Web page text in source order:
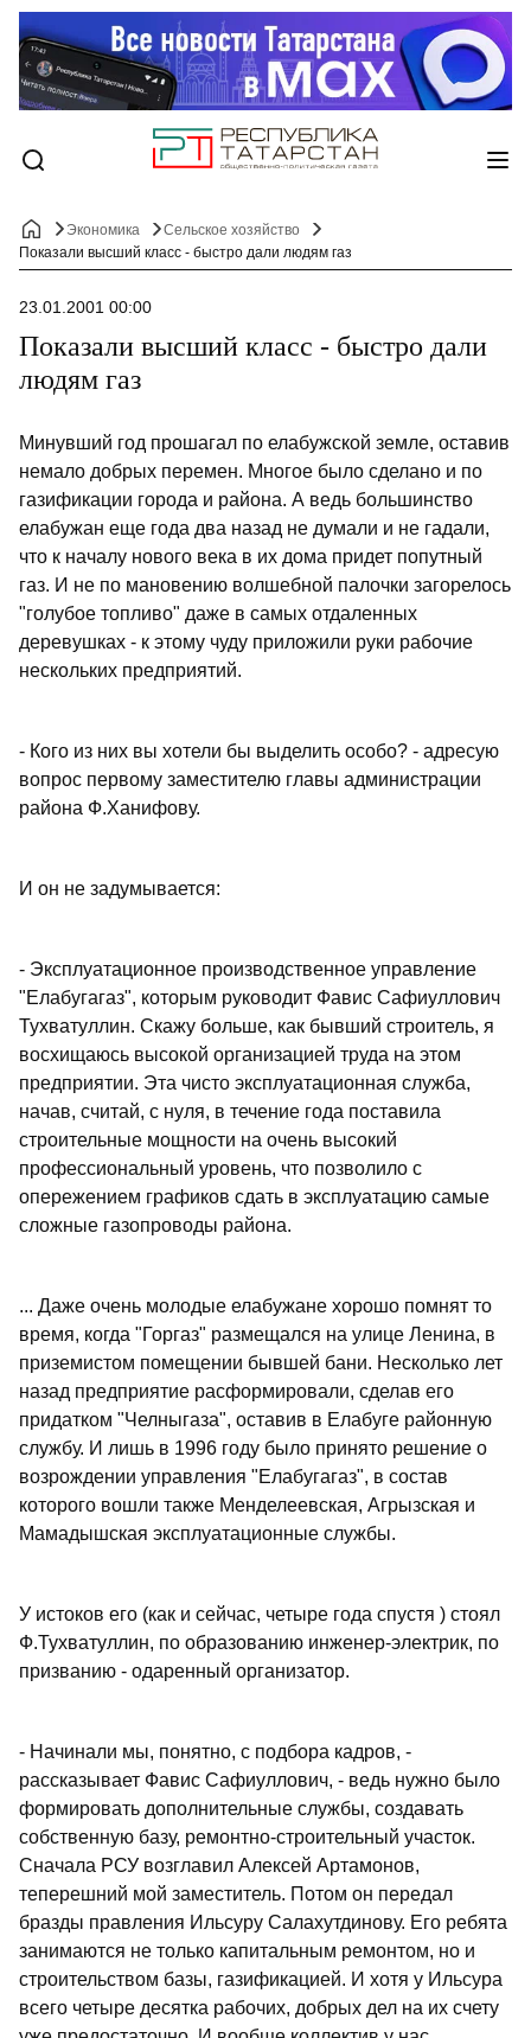
Экономика
Сельское хозяйство
Показали высший класс - быстро дали людям газ
23.01.2001 00:00
Показали высший класс - быстро дали
людям газ
Минувший год прошагал по елабужской земле, оставив
немало добрых перемен. Многое было сделано и по
газификации города и района. А ведь большинство
елабужан еще года два назад не думали и не гадали,
что к началу нового века в их дома придет попутный
газ. И не по мановению волшебной палочки загорелось
"голубое топливо" даже в самых отдаленных
деревушках - к этому чуду приложили руки рабочие
нескольких предприятий.
- Кого из них вы хотели бы выделить особо? - адресую
вопрос первому заместителю главы администрации
района Ф.Ханифову.
И он не задумывается:
- Эксплуатационное производственное управление
"Елабугагаз", которым руководит Фавис Сафиуллович
Тухватуллин. Скажу больше, как бывший строитель, я
восхищаюсь высокой организацией труда на этом
предприятии. Эта чисто эксплуатационная служба,
начав, считай, с нуля, в течение года поставила
строительные мощности на очень высокий
профессиональный уровень, что позволило с
опережением графиков сдать в эксплуатацию самые
сложные газопроводы района.
... Даже очень молодые елабужане хорошо помнят то
время, когда "Горгаз" размещался на улице Ленина, в
приземистом помещении бывшей бани. Несколько лет
назад предприятие расформировали, сделав его
придатком "Челныгаза", оставив в Елабуге районную
службу. И лишь в 1996 году было принято решение о
возрождении управления "Елабугагаз", в состав
которого вошли также Менделеевская, Агрызская и
Мамадышская эксплуатационные службы.
У истоков его (как и сейчас, четыре года спустя ) стоял
Ф.Тухватуллин, по образованию инженер-электрик, по
призванию - одаренный организатор.
- Начинали мы, понятно, с подбора кадров, -
рассказывает Фавис Сафиуллович, - ведь нужно было
формировать дополнительные службы, создавать
собственную базу, ремонтно-строительный участок.
Сначала РСУ возглавил Алексей Артамонов,
теперешний мой заместитель. Потом он передал
бразды правления Ильсуру Салахутдинову. Его ребята
занимаются не только капитальным ремонтом, но и
строительством базы, газификацией. И хотя у Ильсура
всего четыре десятка рабочих, добрых дел на их счету